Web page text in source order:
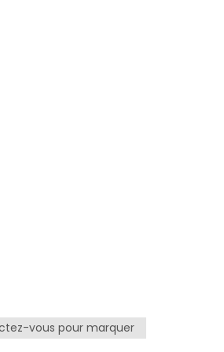
vous pour marquer